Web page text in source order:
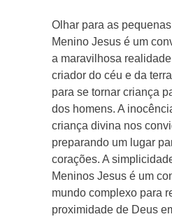
Olhar para as
Menino Jesus é um
a maravilhosa
criador do céu e da
para se tornar criança
dos homens. A
criança divina nos
preparando um lugar
corações. A
Meninos Jesus é um
mundo complexo para
proximidade de Deus